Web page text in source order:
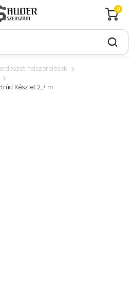
0
felszerelések
Készlet 2,7 m